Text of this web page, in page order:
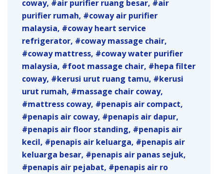
coway
air purifier ruang besar
air
purifier rumah
coway air purifier
malaysia
coway heart service
refrigerator
coway massage chair
coway mattress
coway water purifier
malaysia
foot massage chair
hepa filter
coway
kerusi urut ruang tamu
kerusi
urut rumah
massage chair coway
mattress coway
penapis air compact
penapis air coway
penapis air dapur
penapis air floor standing
penapis air
kecil
penapis air keluarga
penapis air
keluarga besar
penapis air panas sejuk
penapis air pejabat
penapis air ro